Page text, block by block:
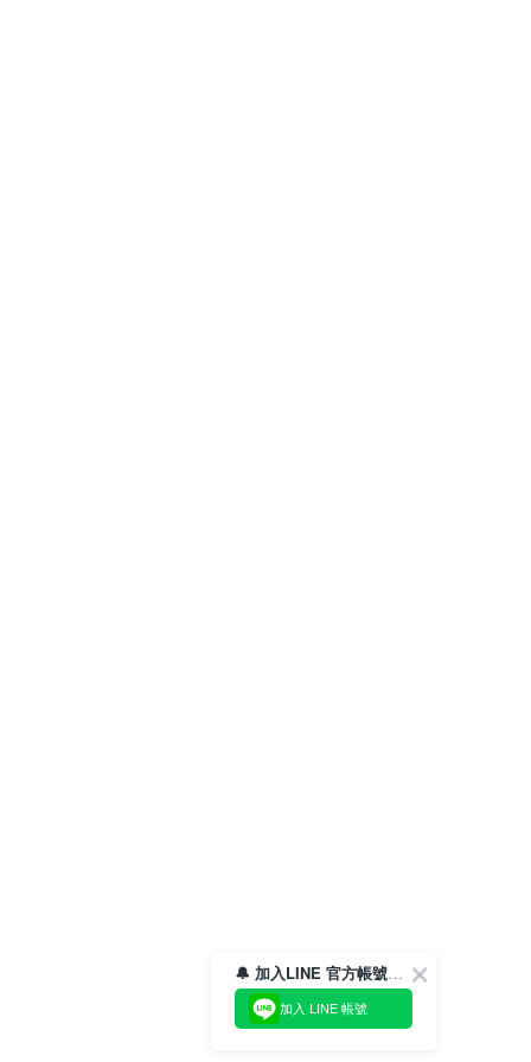
🔔 加入LINE 官方帳號，領取$100折價券！
加入 LINE 帳號